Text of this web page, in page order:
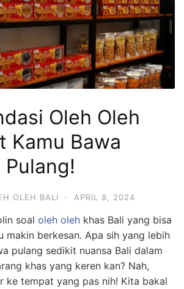
Oleh Oleh
Kamu Bawa
OLEH BALI · APRIL 8, 2024
soal oleh oleh khas Bali yang bisa
makin berkesan. Apa sih yang lebih
pulang sedikit nuansa Bali dalam
khas yang keren kan? Nah,
ke tempat yang pas nih! Kita bakal